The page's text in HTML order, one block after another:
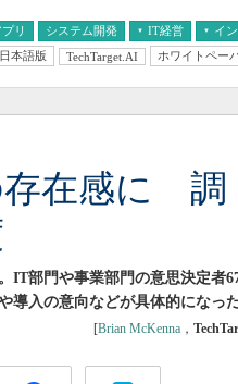
リ システム開発 IT経営 イ
IT
本語版 TechTarget.AI ホワイトペー
存在感に 調
IT部門や事業部門の意思決定者
入の意向などが具体的になった
[Brian McKenna ，